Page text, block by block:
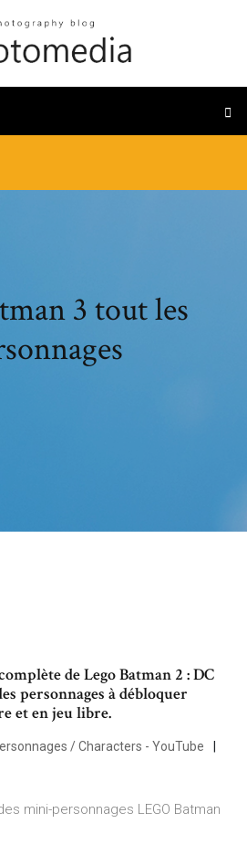
3 tout les
de Lego Batman 2 : DC
personnages à débloquer
et en jeu libre.
/ Characters - YouTube
mini-personnages LEGO Batman